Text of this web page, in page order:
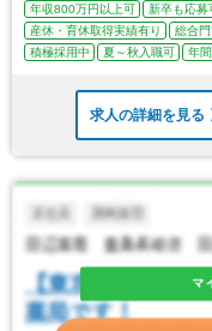
年収800万円以上可 新卒も応募
産休・育休取得実績有り
総合
積極採用中
夏～秋入職可 年
求人の詳細を見る